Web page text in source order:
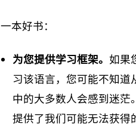
一本好书：
为您提供学习框架。如果
习该语言，您可能不知道
中的大多数人会感到迷
提供了我们可能无法获得